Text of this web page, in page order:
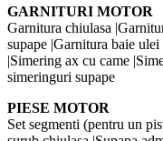
GARNITURI MOTOR
Garnitura chiulasa
supape |Garnitura baie
|Simering ax cu came
simeringuri supape
PIESE MOTOR
Set segmenti (pentru un